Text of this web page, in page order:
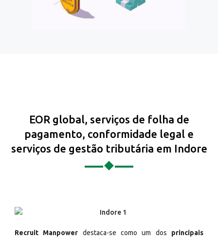
EOR global, serviços de folha de
pagamento, conformidade legal e
serviços de gestão tributária em Indore
Recruit Manpower destaca-se como um dos principais